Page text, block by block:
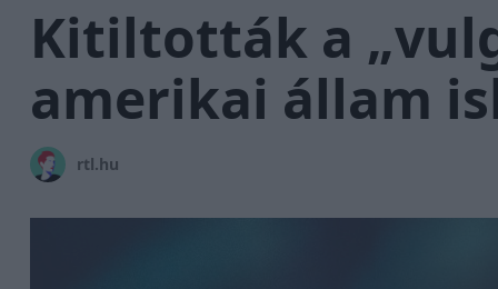
Kitiltották a
amerikai állam
rtl.hu